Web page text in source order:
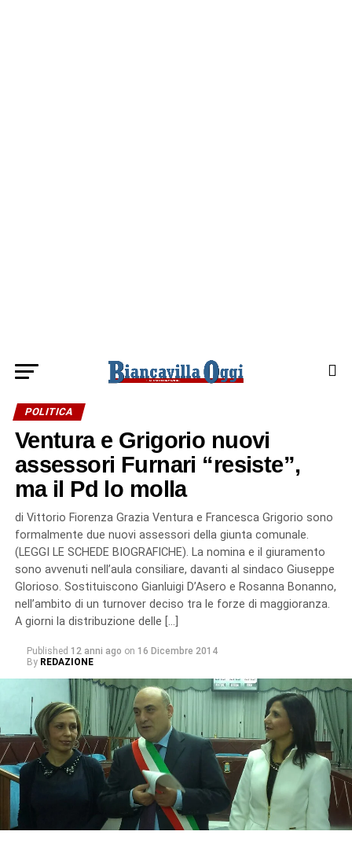
POLITICA
Ventura e Grigorio nuovi
assessori Furnari “resiste”,
ma il Pd lo molla
di Vittorio Fiorenza Grazia Ventura e Francesca Grigorio sono
formalmente due nuovi assessori della giunta comunale.
(LEGGI LE SCHEDE BIOGRAFICHE). La nomina e il giuramento
sono avvenuti nell’aula consiliare, davanti al sindaco Giuseppe
Glorioso. Sostituiscono Gianluigi D’Asero e Rosanna Bonanno,
nell’ambito di un turnover deciso tra le forze di maggioranza.
A giorni la distribuzione delle […]
Published 12 anni ago on 16 Dicembre 2014
By REDAZIONE